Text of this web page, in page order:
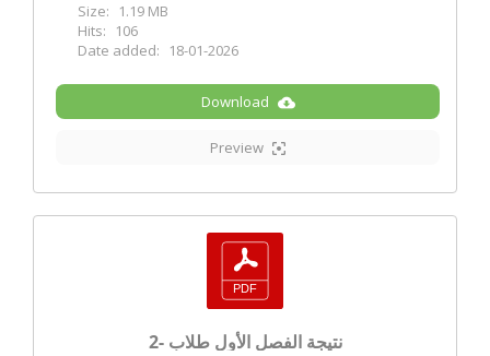
Size:
1.19 MB
Hits:
106
Date added:
18-01-2026
Download
Preview
نتيجة الفصل الأول طلاب -2